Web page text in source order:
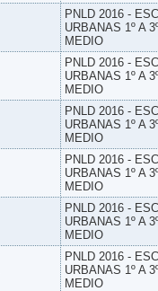
PNLD 2016 -
URBANAS 1º A
MEDIO
PNLD 2016 -
URBANAS 1º A
MEDIO
PNLD 2016 -
URBANAS 1º A
MEDIO
PNLD 2016 -
URBANAS 1º A
MEDIO
PNLD 2016 -
URBANAS 1º A
MEDIO
PNLD 2016 -
URBANAS 1º A
MEDIO